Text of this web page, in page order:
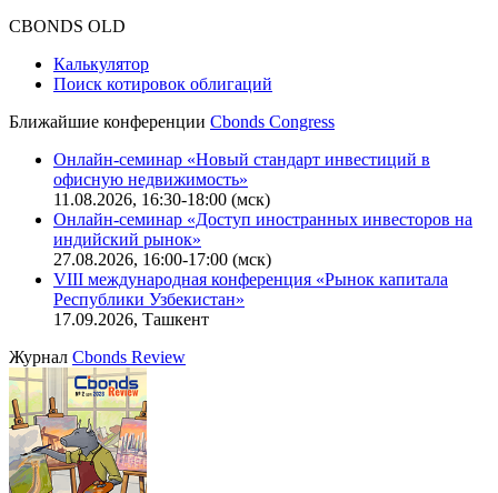
CBONDS OLD
Калькулятор
Поиск котировок облигаций
Ближайшие конференции Cbonds Congress
Онлайн-семинар «Новый стандарт инвестиций в
офисную недвижимость»
11.08.2026, 16:30-18:00 (мск)
Онлайн-семинар «Доступ иностранных инвесторов на
индийский рынок»
27.08.2026, 16:00-17:00 (мск)
VIII международная конференция «Рынок капитала
Республики Узбекистан»
17.09.2026, Ташкент
Журнал Cbonds Review